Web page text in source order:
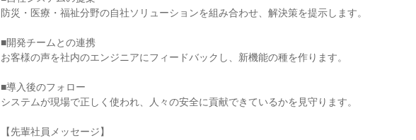
防災・医療・福祉分野の自社ソリューションを組み合わせ、解決策を提示します。
■開発チームとの連携
お客様の声を社内のエンジニアにフィードバックし、新機能の種を作ります。
■導入後のフォロー
システムが現場で正しく使われ、人々の安全に貢献できているかを見守ります。
【先輩社員メッセージ】